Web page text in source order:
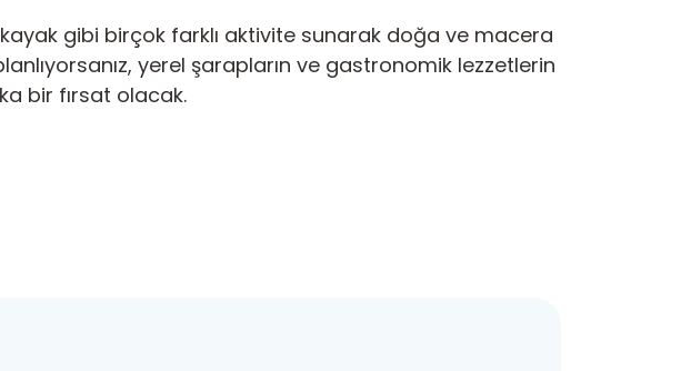
kayak gibi birçok farklı aktivite sunarak doğa ve macera
yerel şarapların ve gastronomik lezzetlerin
bir fırsat olacak.